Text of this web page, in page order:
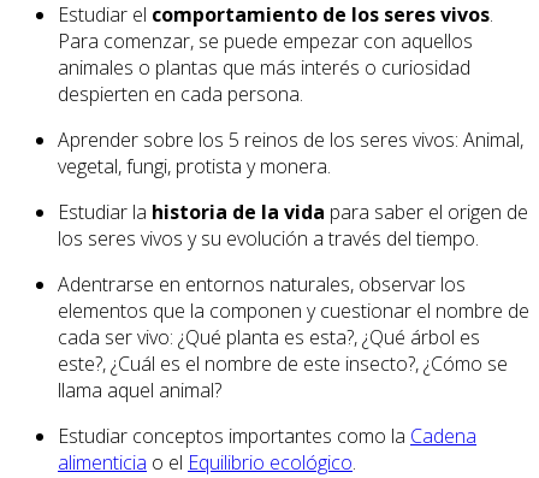
Estudiar el comportamiento de los seres vivos.
Para comenzar, se puede empezar con aquellos
animales o plantas que más interés o curiosidad
despierten en cada persona.
Aprender sobre los 5 reinos de los seres vivos: Animal,
vegetal, fungi, protista y monera.
Estudiar la historia de la vida para saber el origen de
los seres vivos y su evolución a través del tiempo.
Adentrarse en entornos naturales, observar los
elementos que la componen y cuestionar el nombre de
cada ser vivo: ¿Qué planta es esta?, ¿Qué árbol es
este?, ¿Cuál es el nombre de este insecto?, ¿Cómo se
llama aquel animal?
Estudiar conceptos importantes como la Cadena
alimenticia o el Equilibrio ecológico.